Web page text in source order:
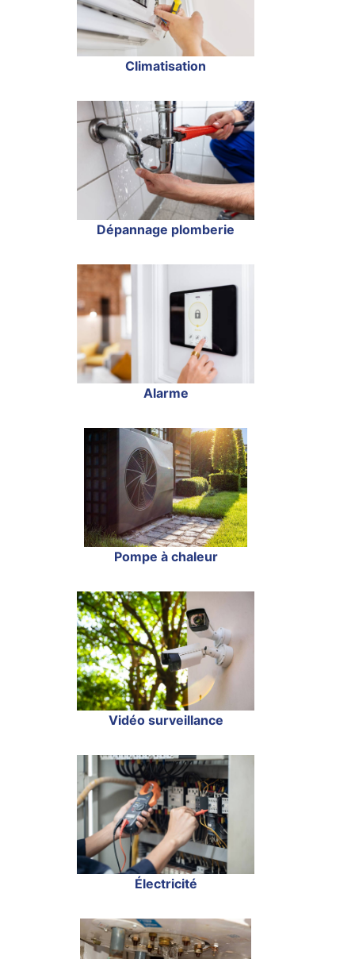
Climatisation
Dépannage plomberie
Alarme
Pompe à chaleur
Vidéo surveillance
Électricité